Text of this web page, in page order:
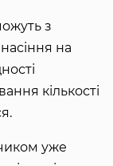
з
на
кількості
уже